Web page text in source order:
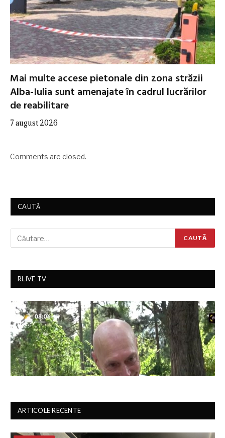
Mai multe accese pietonale din zona străzii
Alba-Iulia sunt amenajate în cadrul lucrărilor
de reabilitare
7 august 2026
Comments are closed.
CAUTĂ
RLIVE TV
ARTICOLE RECENTE